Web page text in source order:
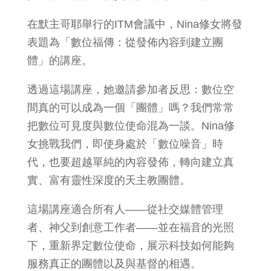
在默主哥耶舉行的ITM會議中，Nina修女將發
表題為「數位福傳：從發佈內容到建立團
體」的講座。
透過這場講座，她邀請參加者反思：數位空
間真的可以成為一個「團體」嗎？我們常常
把數位可見度與數位使命混為一談。Nina修
女挑戰我們，即使身處於「數位噪音」時
代，也要超越單純的內容發佈，轉向建立真
實、富有靈性深度的天主教團體。
這場講座適合所有人——從社交媒體管理
者、神父到創意工作者——並在福音的光照
下，重新界定數位使命，展示科技如何能夠
服務真正的團體以及與基督的相遇。